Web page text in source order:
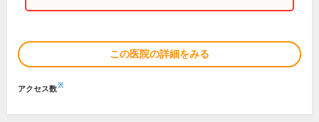
この医院の詳細をみる
アクセス数※